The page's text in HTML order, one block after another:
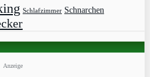
Schlafzimmer Schnarchen
Anzeige